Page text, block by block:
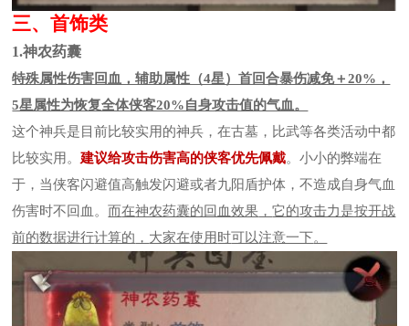
三、首饰类
1.神农药囊
特殊属性伤害回血，辅助属性（4星）首回合暴伤减免＋20%，
5星属性为恢复全体侠客20%自身攻击值的气血。
这个神兵是目前比较实用的神兵，在古墓，比武等各类活动中都
比较实用。建议给攻击伤害高的侠客优先佩戴。小小的弊端在
于，当侠客闪避值高触发闪避或者九阳盾护体，不造成自身气血
伤害时不回血。而在神农药囊的回血效果 ，它的攻击力是按开战
前的数据进行计算的 ， 大家在使用时可以注意一下。